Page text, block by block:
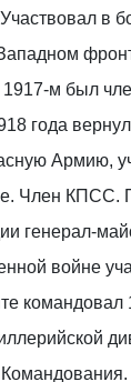
в
м был
года
Армию,
Член КПСС.
генерал-
войне
командовал